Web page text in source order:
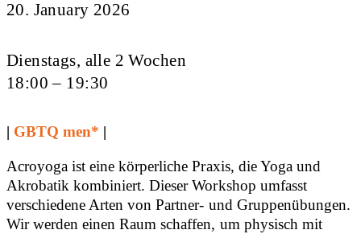
20. January 2026
Dienstags, alle 2 Wochen
18:00 – 19:30
| GBTQ men* |
Acroyoga ist eine körperliche Praxis, die Yoga und
Akrobatik kombiniert. Dieser Workshop umfasst
verschiedene Arten von Partner- und Gruppenübungen.
Wir werden einen Raum schaffen, um physisch mit